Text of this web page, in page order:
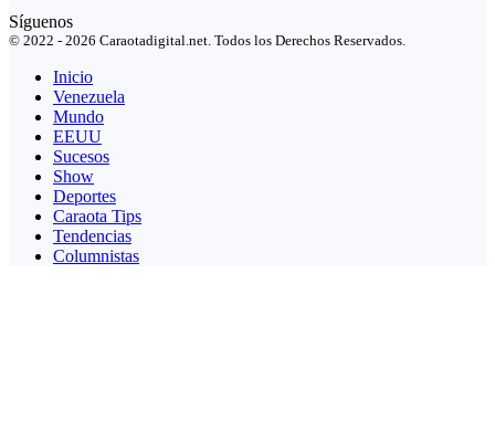
Síguenos
© 2022 - 2026 Caraotadigital.net. Todos los Derechos Reservados.
Inicio
Venezuela
Mundo
EEUU
Sucesos
Show
Deportes
Caraota Tips
Tendencias
Columnistas